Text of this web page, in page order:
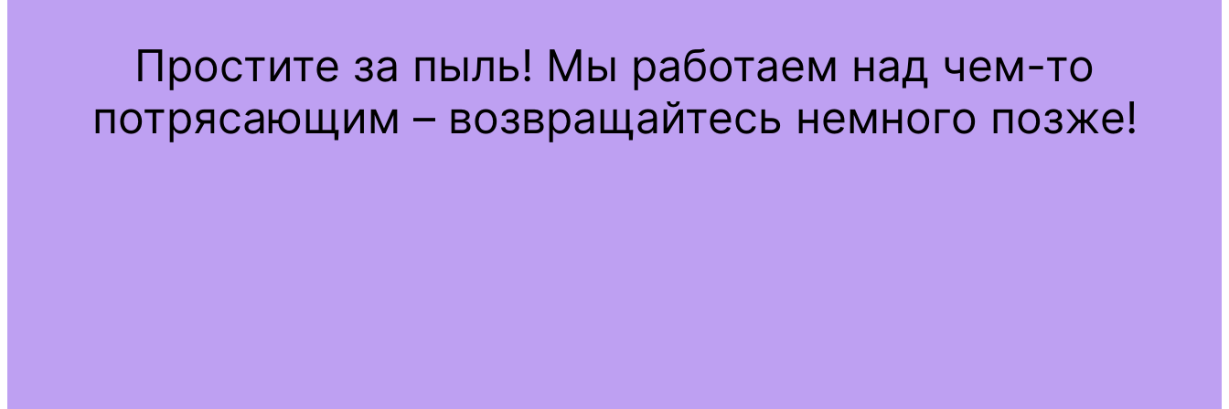
Простите за пыль! Мы работаем над чем-то
потрясающим – возвращайтесь немного позже!